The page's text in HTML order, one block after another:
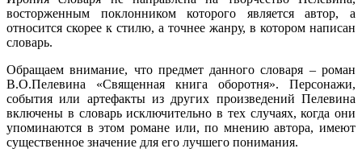
восторженным поклонником которого является автор, а
относится скорее к стилю, а точнее жанру, в котором написан
словарь.
Обращаем внимание, что предмет данного словаря – роман
В.О.Пелевина «Священная книга оборотня». Персонажи,
события или артефакты из других произведений Пелевина
включены в словарь исключительно в тех случаях, когда они
упоминаются в этом романе или, по мнению автора, имеют
существенное значение для его лучшего понимания.